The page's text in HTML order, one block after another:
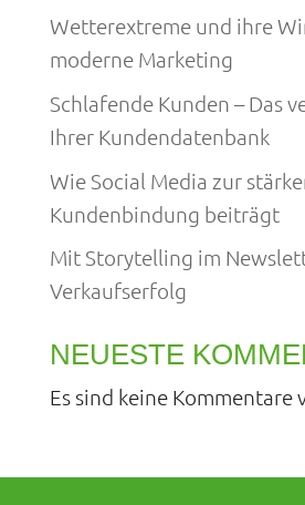
Wetterextreme und ihre
moderne Marketing
Schlafende Kunden – Das
Ihrer Kundendatenbank
Wie Social Media zur
Kundenbindung beiträgt
Mit Storytelling im
Verkaufserfolg
NEUESTE
Es sind keine Kommentare